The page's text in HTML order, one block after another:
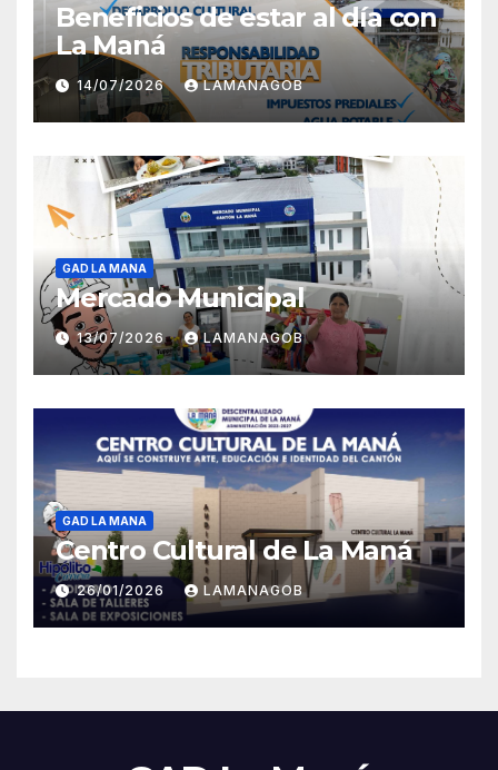
Beneficios de estar al día con
La Maná
14/07/2026 LAMANAGOB
GAD LA MANA
Mercado Municipal
13/07/2026 LAMANAGOB
GAD LA MANA
Centro Cultural de La Maná
26/01/2026 LAMANAGOB